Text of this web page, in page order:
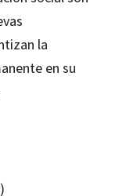
la
en su